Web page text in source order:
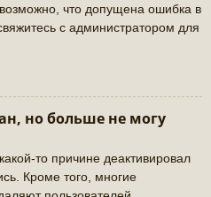
что допущена ошибка в
с администратором для
но больше не могу
то причине деактивировал
Кроме того, многие